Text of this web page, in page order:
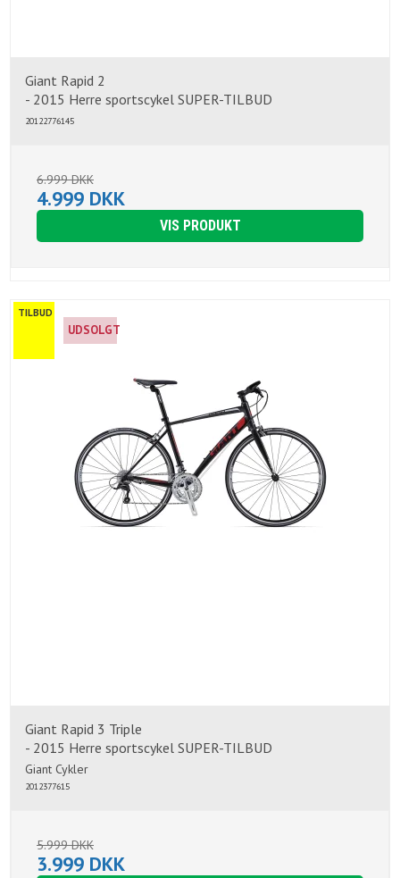
Giant Rapid 2
- 2015 Herre sportscykel SUPER-TILBUD
20122776145
6.999 DKK
4.999 DKK
VIS PRODUKT
TILBUD
UDSOLGT
Giant Rapid 3 Triple
- 2015 Herre sportscykel SUPER-TILBUD
Giant Cykler
2012377615
5.999 DKK
3.999 DKK